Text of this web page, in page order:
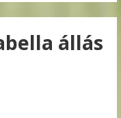
állás